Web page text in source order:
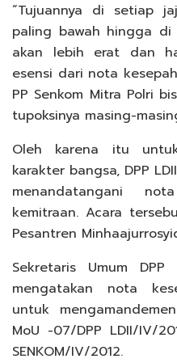
“Tujuannya di setiap
paling bawah hingga
akan lebih erat dan
esensi dari nota
PP Senkom Mitra Polri
tupoksinya masing-
Oleh karena itu
karakter bangsa, DPP
menandatangani
kemitraan. Acara
Pesantren
Sekretaris Umum
mengatakan nota
untuk
MoU -07/DPP LDII/IV/
SENKOM/IV/2012.